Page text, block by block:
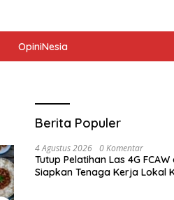
OpiniNesia
Berita Populer
4 Agustus 2026 0 Komentar
Tutup Pelatihan Las 4G
Siapkan Tenaga Kerja Lokal